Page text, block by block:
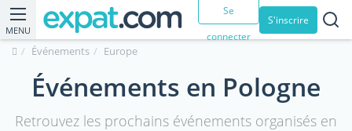
MENU
Se
connecter
S'inscrire
Événements Europe
Événements en Pologne
Retrouvez les prochains événements organisés en